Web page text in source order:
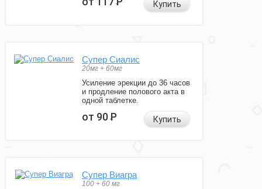
Купить
Супер Сиалис
20мг + 60мг
Усиление эрекции до 36 часов
и продление полового акта в
одной таблетке.
от 90Р Купить
Супер Виагра
100 + 60 мг